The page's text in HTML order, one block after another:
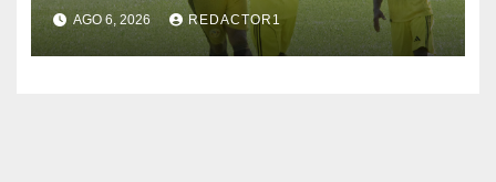
AGO 6, 2026 REDACTOR1